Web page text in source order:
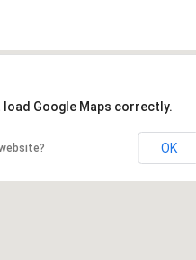
load Google Maps correctly.
OK